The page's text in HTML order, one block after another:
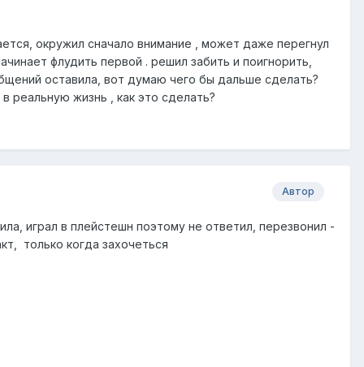
окружил сначало внимание , может даже перегнул
флудить первой . решил забить и поигнорить,
оставила, вот думаю чего бы дальше сделать?
реальную жизнь , как это сделать?
Автор
играл в плейстешн поэтому не ответил, перезвонил -
только когда захочеться